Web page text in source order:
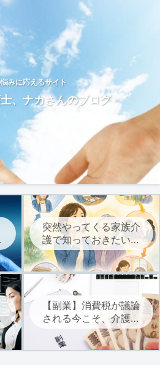
みに応えるサイト
、ナカさんのブログ
突然やってくる家族介
護で知っておきたい、
介護サービスを始める
までの流れ
【副業】消費税が議論
される今こそ、介護・
福祉職は自立に向けた
副業を考えよう